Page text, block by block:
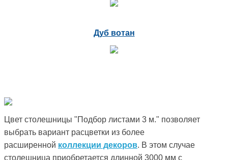
Дуб вотан
Цвет столешницы "Подбор листами 3 м." позволяет
выбрать вариант расцветки из более
расширенной коллекции декоров. В этом случае
столешница приобретается длинной 3000 мм с